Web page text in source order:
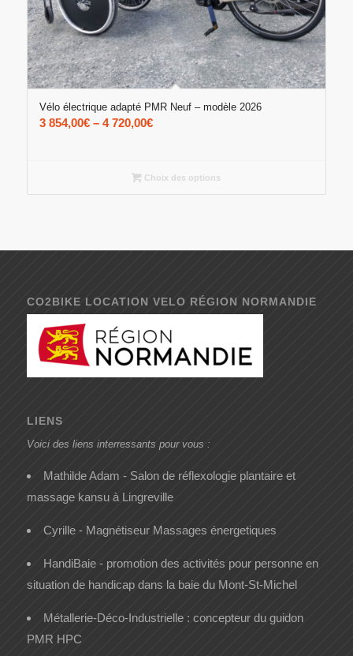
Vélo électrique adapté PMR Neuf – modèle 2026
3 854,00€– 4 720,00€
Choix des options
CO2BIKE LOCATION VELO RÉGION NORMANDIE
LIENS
Voici des liens interressants pour vous :
Mathilde Adam - Salon de réflexologie plantaire et
massage kansu à Lingreville
Cyrille - Magnétiseur Massages énergetiques
HandiBaie - promotion des activités pour personne en
situation de handicap dans la baie du Mont-St-Michel
Métallerie-Déco-Industrielle : concepteur du guidon
PMR HPC